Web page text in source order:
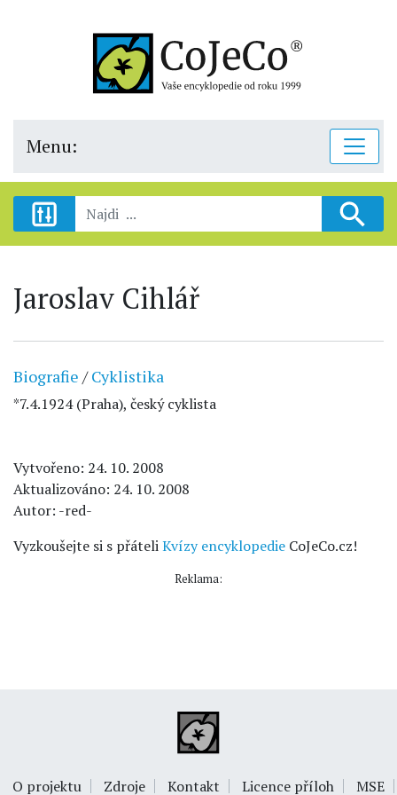
Menu:
Jaroslav Cihlář
Biografie /Cyklistika
*7.4.1924 (Praha), český cyklista
Vytvořeno: 24. 10. 2008
Aktualizováno: 24. 10. 2008
Autor: -red-
Vyzkoušejte si s přáteliKvízy encyklopedie CoJeCo.cz!
Reklama:
O projektu Zdroje Kontakt Licence příloh MSE